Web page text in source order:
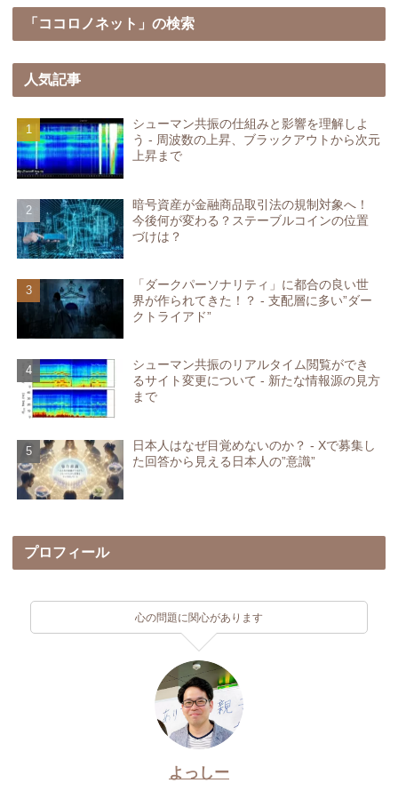
「ココロノネット」の検索
人気記事
シューマン共振の仕組みと影響を理解しよ
う - 周波数の上昇、ブラックアウトから次元
上昇まで
暗号資産が金融商品取引法の規制対象へ！
今後何が変わる？ステーブルコインの位置
づけは？
「ダークパーソナリティ」に都合の良い世
界が作られてきた！？ - 支配層に多い”ダー
クトライアド”
シューマン共振のリアルタイム閲覧ができ
るサイト変更について - 新たな情報源の見方
まで
日本人はなぜ目覚めないのか？ - Xで募集し
た回答から見える日本人の”意識”
プロフィール
心の問題に関心があります
よっしー